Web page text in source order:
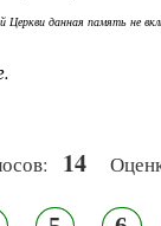
Церкви данная память не
14